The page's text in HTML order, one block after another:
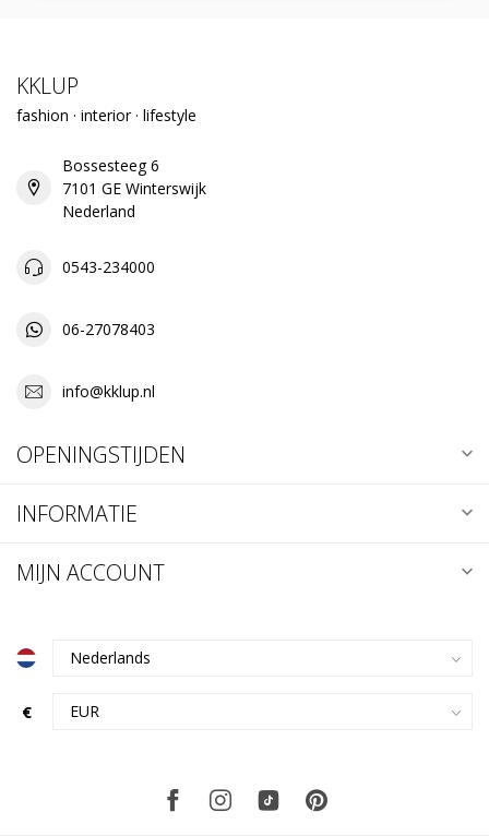
KKLUP
fashion · interior · lifestyle
Bossesteeg 6
7101 GE Winterswijk
Nederland
0543-234000
06-27078403
info@kklup.nl
OPENINGSTIJDEN
INFORMATIE
MIJN ACCOUNT
€